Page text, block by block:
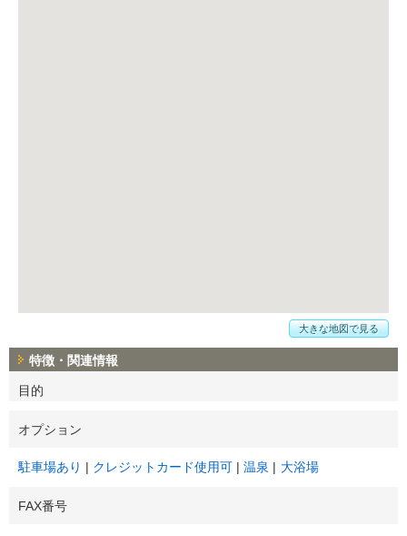
大きな地図で見る
特徴・関連情報
目的
オプション
駐車場あり クレジットカード使用可 温泉 大浴場
FAX番号